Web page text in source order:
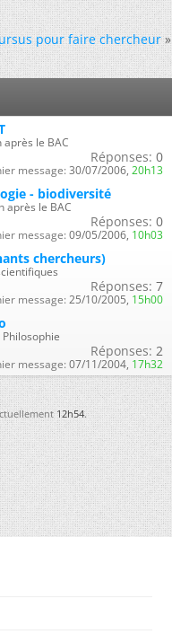
pour faire chercheur »
le BAC
Réponses: 0
message: 30/07/2006, 20h13
- biodiversité
après le BAC
Réponses: 0
message: 09/05/2006, 10h03
chercheurs)
Réponses: 7
message: 25/10/2005, 15h00
Réponses: 2
message: 07/11/2004, 17h32
12h54.